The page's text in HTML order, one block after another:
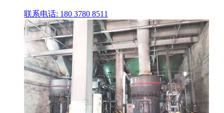
联系电话: 180 3780 8511